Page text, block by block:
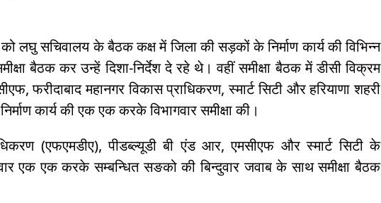
लघु सचिवालय के बैठक कक्ष में जिला की सड़कों के निर्माण कार्य की विभिन्न
बैठक कर उन्हें दिशा-निर्देश दे रहे थे। वहीं समीक्षा बैठक में डीसी विक्रम
फरीदाबाद महानगर विकास प्राधिकरण, स्मार्ट सिटी और हरियाणा शहरी
कार्य की एक एक करके विभागवार समीक्षा की।
(एफएमडीए), पीडब्ल्यूडी बी एंड आर, एमसीएफ और स्मार्ट सिटी के
एक एक करके सम्बन्धित सङको की बिन्दुवार जवाब के साथ समीक्षा बैठक